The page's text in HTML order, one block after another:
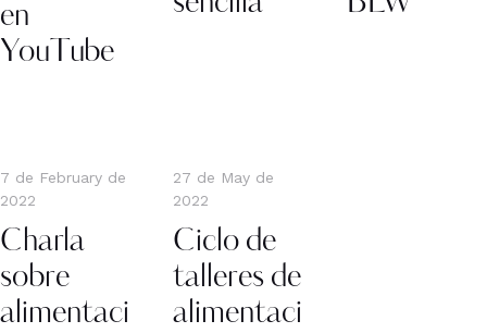
en
YouTube
7 de February de
2022
Charla
sobre
alimentaci
27 de May de
2022
Ciclo de
talleres de
alimentaci